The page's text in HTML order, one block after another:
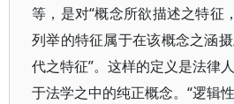
等，是对“概念所欲描述之特
列举的特征属于在该概念之涵
代之特征”。这样的定义是法律
于法学之中的纯正概念。“逻辑